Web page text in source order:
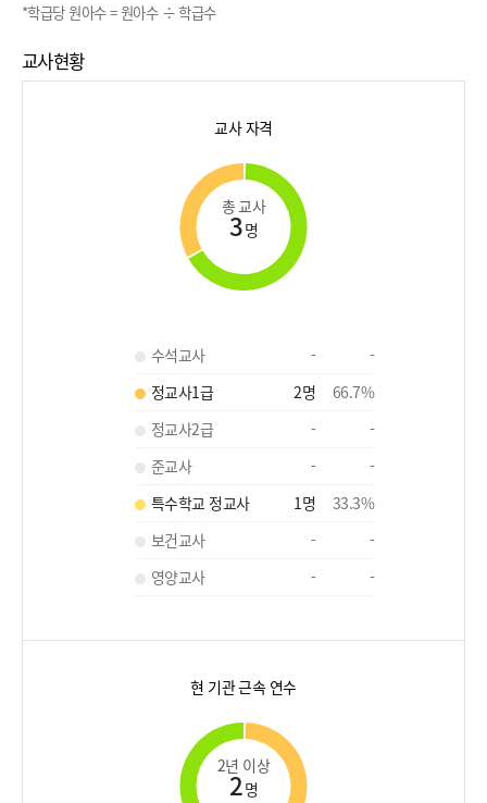
*학급당 원아수 = 원아수 ÷ 학급수
교사현황
교사 자격
총 교사
3명
수석교사 -
-
정교사1급
2명 66.7%
정교사2급
-
-
준교사
-
-
특수학교 정교사
1명 33.3%
보건교사
-
-
영양교사
- -
현 기관 근속 연수
2년 이상
2명